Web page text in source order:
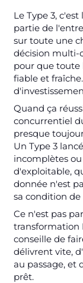
Le Type 3,
partie de
sur toute une
décision multi-
pour que toute
fiable et
Quand ça
concurrentiel
presque
Un Type 3
incomplètes
d'exploitable,
donnée n'est
sa condition de
Ce n'est pas
transformation
conseille de
délivrent vite,
au passage, et
prêt.